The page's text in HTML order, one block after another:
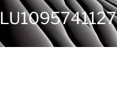
LU1095741127